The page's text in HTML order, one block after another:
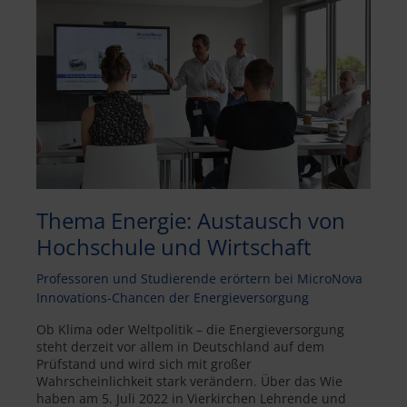
Thema Energie: Austausch von
Hochschule und Wirtschaft
Professoren und Studierende erörtern bei MicroNova
Innovations-Chancen der Energieversorgung
Ob Klima oder Weltpolitik – die Energieversorgung
steht derzeit vor allem in Deutschland auf dem
Prüfstand und wird sich mit großer
Wahrscheinlichkeit stark verändern. Über das Wie
haben am 5. Juli 2022 in Vierkirchen Lehrende und